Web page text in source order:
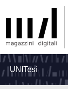
UNITesi